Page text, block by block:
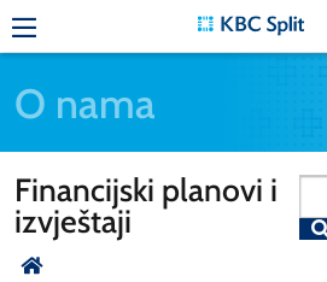
O nama
Financijski planovi i
izvještaji